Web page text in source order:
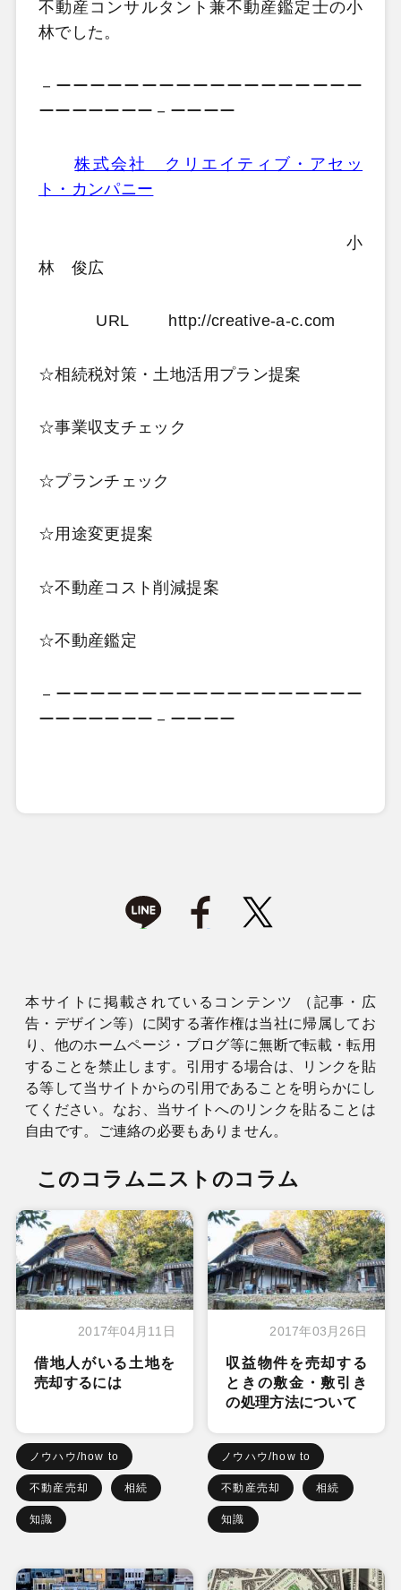
不動産コンサルタント兼不動産鑑定士の小
林でした。
－ーーーーーーーーーーーーーーーーーー
ーーーーーーー－ーーーー
株式会社 クリエイティブ・アセッ
ト・カンパニー
小
林 俊広
URL http://creative-a-c.com
☆相続税対策・土地活用プラン提案
☆事業収支チェック
☆プランチェック
☆用途変更提案
☆不動産コスト削減提案
☆不動産鑑定
－ーーーーーーーーーーーーーーーーーー
ーーーーーーー－ーーーー
本サイトに掲載されているコンテンツ （記事・広
告・デザイン等）に関する著作権は当社に帰属してお
り、他のホームページ・ブログ等に無断で転載・転用
することを禁止します。引用する場合は、リンクを貼
る等して当サイトからの引用であることを明らかにし
てください。なお、当サイトへのリンクを貼ることは
自由です。ご連絡の必要もありません。
このコラムニストのコラム
2017年04月11日
借地人がいる土地を
売却するには
ノウハウ/how to
不動産売却 相続
知識
2017年03月26日
収益物件を売却する
ときの敷金・敷引き
の処理方法について
ノウハウ/how to
不動産売却 相続
知識